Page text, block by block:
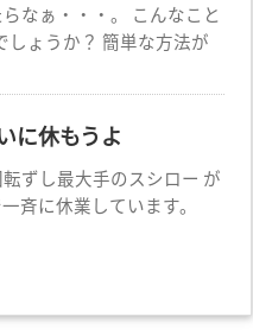
なぁ・・・。 こんなこと
しょうか？ 簡単な方法が
に休もうよ
ずし最大手のスシロー が
斉に休業しています。